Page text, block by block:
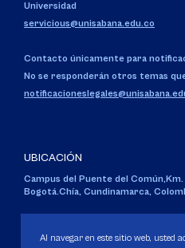
Universidad
servicious@unisabana.edu.co
Contacto únicamente para
No se responderán otros temas
UBICACIÓN
Campus del Puente del Común,
Bogotá.Chía, Cundinamarca,
Personería Jurídica:Resolución 130
Al navegar en este sitio web, usted